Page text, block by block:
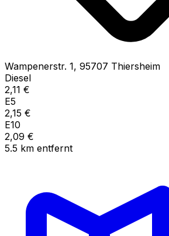
Wampenerstr. 1, 95707 Thiersheim
Diesel
2,11 €
E5
2,15 €
E10
2,09 €
5.5 km entfernt